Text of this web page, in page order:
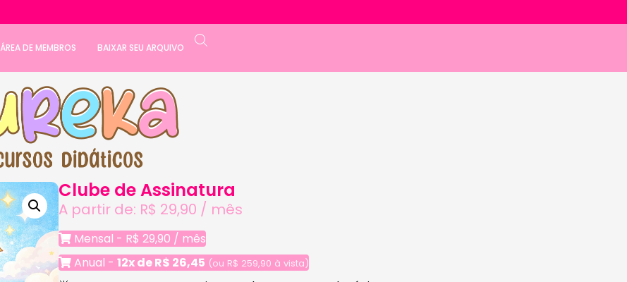
ÁREA DE MEMBROS BAIXAR SEU ARQUIVO
Clube de Assinatura
A partir de: R$ 29,90 / mês
Mensal - R$ 29,90 / mês
Anual - 12x deR$ 26,45 (ou R$ 259,90 à vista)